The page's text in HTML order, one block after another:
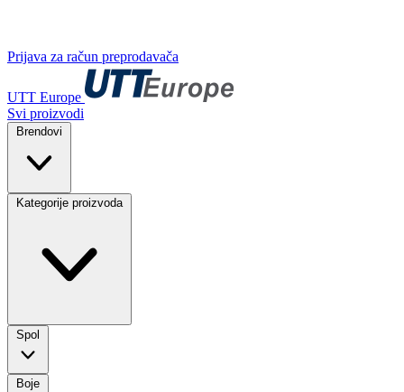
Prijava za račun preprodavača
UTT Europe
Svi proizvodi
Brendovi
Kategorije proizvoda
Spol
Boje